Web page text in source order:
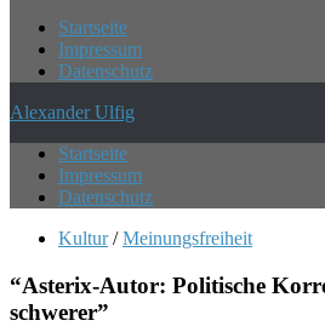
Startseite
Impressum
Datenschutz
Alexander Ulfig
Startseite
Impressum
Datenschutz
Kultur / Meinungsfreiheit
“Asterix-Autor: Politische
schwerer”